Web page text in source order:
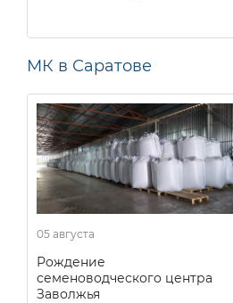
МК в Саратове
05 августа
Рождение
семеноводческого центра
Заволжья